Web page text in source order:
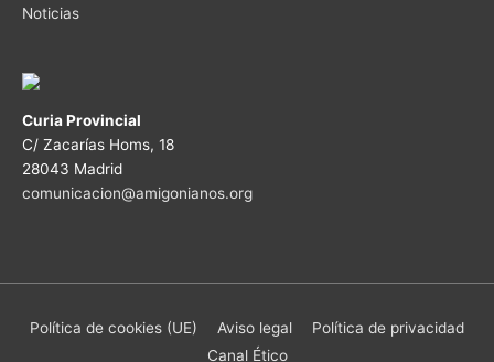
Noticias
Curia Provincial
C/ Zacarías Homs, 18
28043 Madrid
comunicacion@amigonianos.org
Política de cookies (UE) Aviso legal
Política de privacidad
Canal Ético